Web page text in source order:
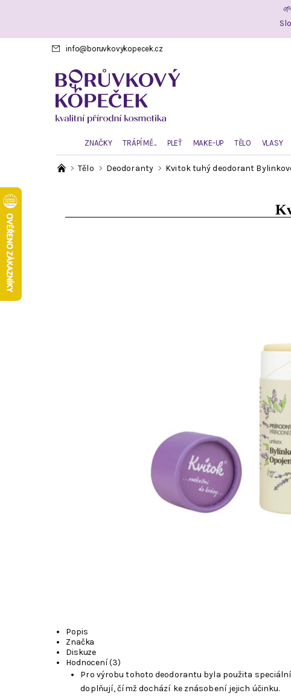
info@ boruvkovykopecek.cz
ZNAČKY TRÁPÍ MĚ... PLEŤ MAKE-UP TĚLO VLASY
Tělo Deodoranty
Kvitok tuhý deodorant
Popis
Značka
Diskuze
Hodnocení (3)
Pro výrobu tohoto deodorantu byla použita speciální
doplňují, čímž dochází ke znásobení jejich účinku.